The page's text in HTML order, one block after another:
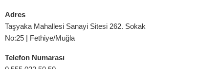
Adres
Taşyaka Mahallesi Sanayi Sitesi 262. Sokak
No:25 | Fethiye/Muğla
Telefon Numarası